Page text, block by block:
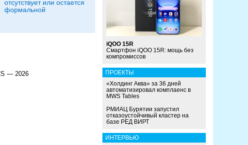
отсутствует или остается
формальной
— 2026
iQOO 15R
Смартфон iQOO 15R: мощь без
компромиссов
ПРОЕКТЫ
«Холдинг Аква» за 36 дней
автоматизировал комплаенс в
MWS Tables
РМИАЦ Бурятии запустил
отказоустойчивый кластер на
базе РЕД ВИРТ
ИНТЕРВЬЮ